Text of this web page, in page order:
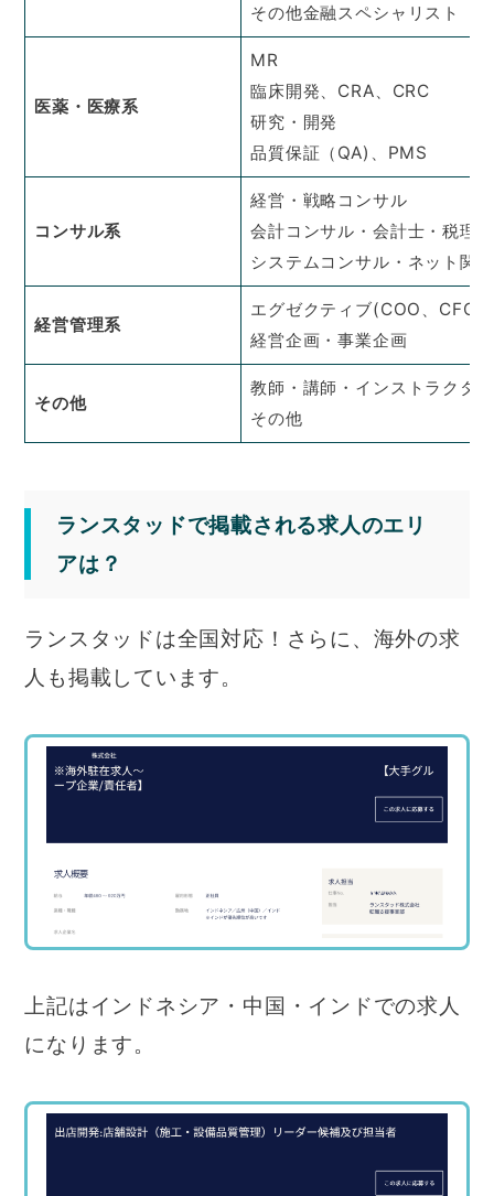
その他金融スペシャリスト
医薬・医療系
MR
臨床開発、CRA、CRC
研究・開発
品質保証（QA)、PMS
コンサル系
経営・戦略コンサル
会計コンサル・会計士・税理士
システムコンサル・ネット関
経営管理系
エグゼクティブ(COO、CFO
経営企画・事業企画
その他
教師・講師・インストラクター
その他
ランスタッドで掲載される求人のエリ
アは？
ランスタッドは全国対応！さらに、海外の求
人も掲載しています。
上記はインドネシア・中国・インドでの求人
になります。